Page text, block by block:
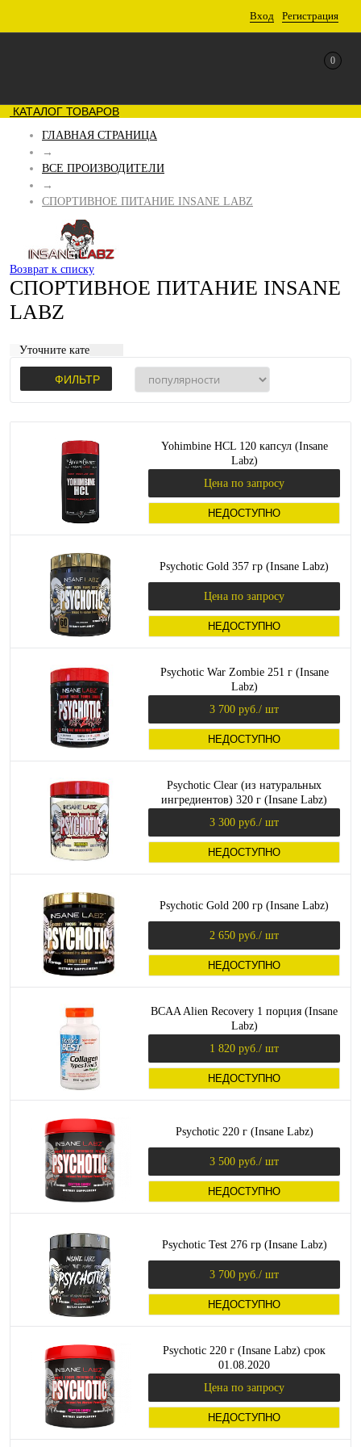
Вход Регистрация
0
КАТАЛОГ ТОВАРОВ
ГЛАВНАЯ СТРАНИЦА
→
ВСЕ ПРОИЗВОДИТЕЛИ
→
СПОРТИВНОЕ ПИТАНИЕ INSANE LABZ
Возврат к списку
СПОРТИВНОЕ ПИТАНИЕ INSANE
LABZ
Уточните категорию:
ФИЛЬТР
Yohimbine HCL 120 капсул (Insane
Labz)
Цена по запросу
НЕДОСТУПНО
Psychotic Gold 357 гр (Insane Labz)
Цена по запросу
НЕДОСТУПНО
Psychotic War Zombie 251 г (Insane
Labz)
3 700 руб. / шт
НЕДОСТУПНО
Psychotic Clear (из натуральных
ингредиентов) 320 г (Insane Labz)
3 300 руб. / шт
НЕДОСТУПНО
Psychotic Gold 200 гр (Insane Labz)
2 650 руб. / шт
НЕДОСТУПНО
BCAA Alien Recovery 1 порция (Insane
Labz)
1 820 руб. / шт
НЕДОСТУПНО
Psychotic 220 г (Insane Labz)
3 500 руб. / шт
НЕДОСТУПНО
Psychotic Test 276 гр (Insane Labz)
3 700 руб. / шт
НЕДОСТУПНО
Psychotic 220 г (Insane Labz) срок
01.08.2020
Цена по запросу
НЕДОСТУПНО